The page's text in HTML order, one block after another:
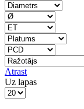
Atrast
Uz lapas